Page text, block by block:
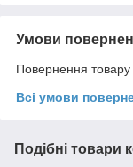
Умови
Повернення
Всі умови
Подібні товари